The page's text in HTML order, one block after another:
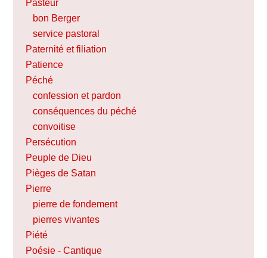
Pasteur
bon Berger
service pastoral
Paternité et filiation
Patience
Péché
confession et pardon
conséquences du péché
convoitise
Persécution
Peuple de Dieu
Pièges de Satan
Pierre
pierre de fondement
pierres vivantes
Piété
Poésie - Cantique